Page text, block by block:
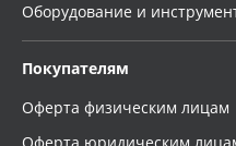
Оборудование и
Покупателям
Оферта физическим лицам